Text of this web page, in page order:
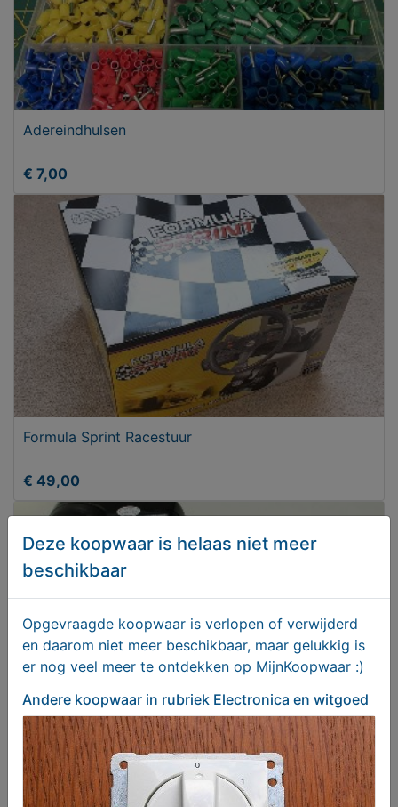
Adereindhulsen
€ 7,00
Formula Sprint Racestuur
€ 49,00
AC adapter Super Power 100-240V
€ 4,95
Deze koopwaar is helaas niet meer
beschikbaar
Opgevraagde koopwaar is verlopen of verwijderd
en daarom niet meer beschikbaar, maar gelukkig is
er nog veel meer te ontdekken op MijnKoopwaar :)
Andere koopwaar in rubriek Electronica en witgoed